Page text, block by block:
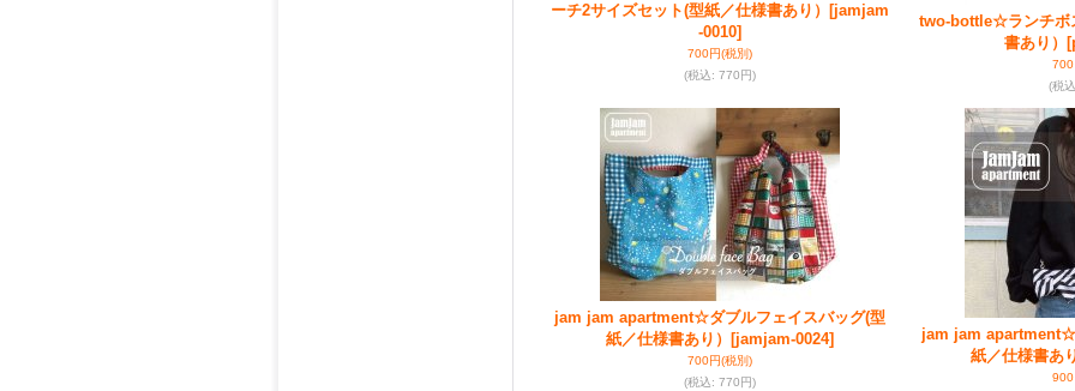
ーチ2サイズセット(型紙／仕様書あり）
[jamjam
-0010]
700円(税別)
(税込: 770円)
two-bottle☆ランチボ
書あり）
700
(税込
jam jam apartment☆ダブルフェイスバッグ(型
紙／仕様書あり）
[jamjam-0024]
700円(税別)
(税込: 770円)
jam jam apartment☆
紙／仕様書あ
900